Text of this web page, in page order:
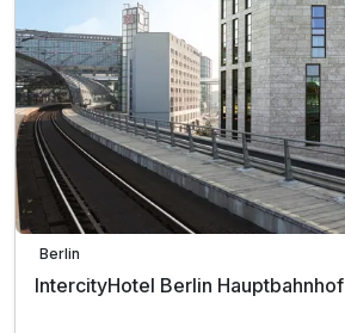
Berlin
IntercityHotel Berlin Hauptbahnhof